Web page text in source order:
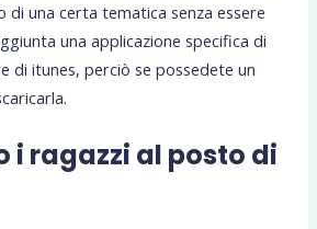
una certa tematica senza essere
una applicazione specifica di
di itunes, perciò se possedete un
i ragazzi al posto di